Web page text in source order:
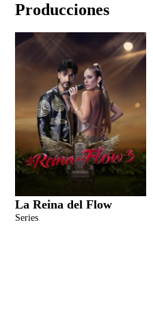
Producciones
La Reina del Flow
Series